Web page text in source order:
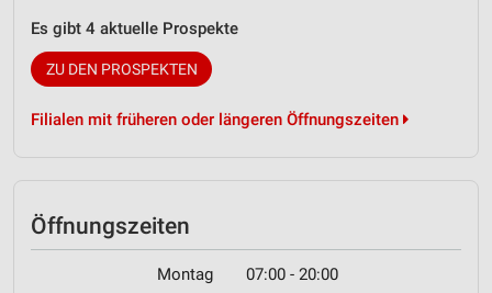
Es gibt 4 aktuelle Prospekte
ZU DEN PROSPEKTEN
Filialen mit früheren oder längeren Öffnungszeiten
Öffnungszeiten
Montag 07:00 - 20:00